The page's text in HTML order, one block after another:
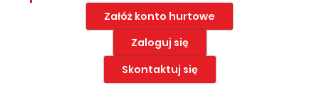
Załóż konto hurtowe
Zaloguj się
Skontaktuj się